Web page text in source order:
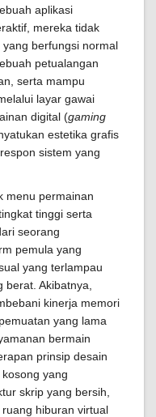
aplikasi
mereka tidak
berfungsi normal
petualangan
serta mampu
layar gawai
digital (gaming
estetika grafis
sistem yang
menu permainan
tinggi serta
seorang
pemula yang
yang terlampau
Akibatnya,
kinerja memori
yang lama
bermain
prinsip desain
yang
skrip yang bersih,
hiburan virtual